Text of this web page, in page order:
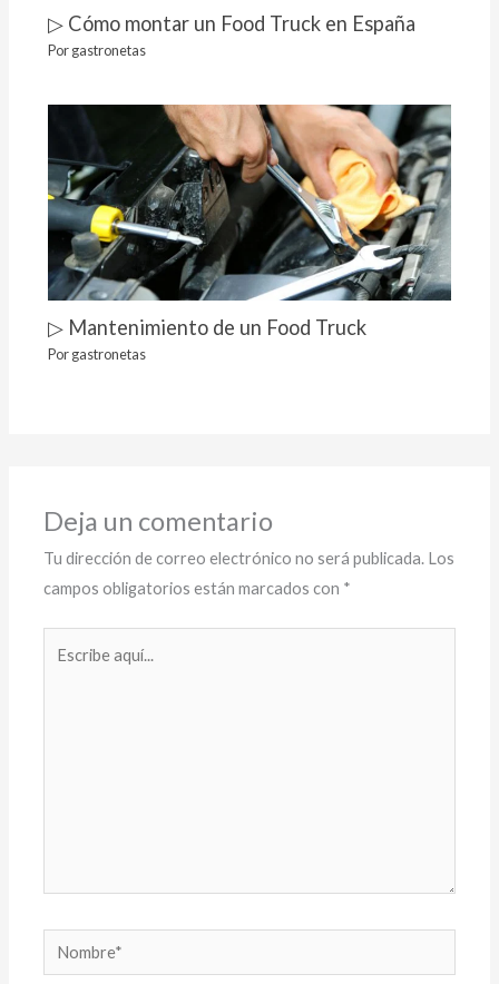
▷ Cómo montar un Food Truck en España
Porgastronetas
▷ Mantenimiento de un Food Truck
Porgastronetas
Deja un comentario
Tu dirección de correo electrónico no será publicada. Los
campos obligatorios están marcados con *
Nombre*